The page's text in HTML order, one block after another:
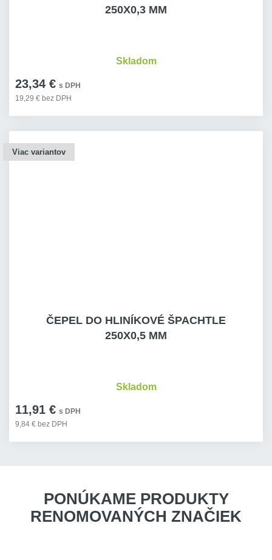
250X0,3 MM
23,34 € s DPH
19,29 € bez DPH
Skladom
Viac variantov
ČEPEL DO HLINÍKOVÉ ŠPACHTLE
250X0,5 MM
11,91 € s DPH
9,84 € bez DPH
Skladom
PONÚKAME PRODUKTY
RENOMOVANÝCH ZNAČIEK